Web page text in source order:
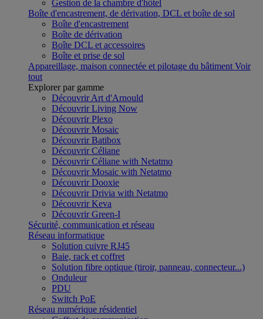
Gestion de la chambre d'hôtel
Boîte d'encastrement, de dérivation, DCL et boîte de sol
Boîte d'encastrement
Boîte de dérivation
Boîte DCL et accessoires
Boîte et prise de sol
Appareillage, maison connectée et pilotage du bâtiment Voir
tout
Explorer par gamme
Découvrir Art d'Arnould
Découvrir Living Now
Découvrir Plexo
Découvrir Mosaic
Découvrir Batibox
Découvrir Céliane
Découvrir Céliane with Netatmo
Découvrir Mosaic with Netatmo
Découvrir Dooxie
Découvrir Drivia with Netatmo
Découvrir Keva
Découvrir Green-I
Sécurité, communication et réseau
Réseau informatique
Solution cuivre RJ45
Baie, rack et coffret
Solution fibre optique (tiroir, panneau, connecteur...)
Onduleur
PDU
Switch PoE
Réseau numérique résidentiel